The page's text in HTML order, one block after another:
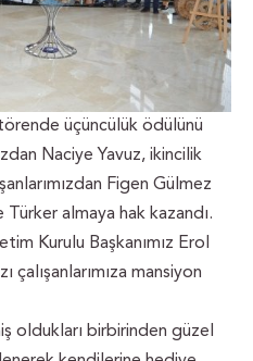
törende üçüncülük ödülünü
Naciye Yavuz, ikincilik
Figen Gülmez
almaya hak kazandı.
Kurulu Başkanımız Erol
çalışanlarımıza mansiyon
oldukları birbirinden güzel